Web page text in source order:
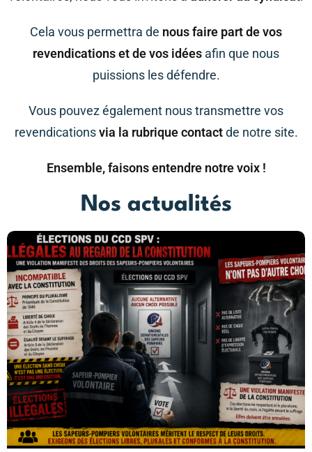
Cela vous permettra de nous faire part de vos
revendications et de vos idées afin que nous
puissions les défendre.
Vous pouvez également nous transmettre vos
revendicationsvia la rubrique contactde notre site.
Ensemble, faisons entendre notre voix !
Nos actualités